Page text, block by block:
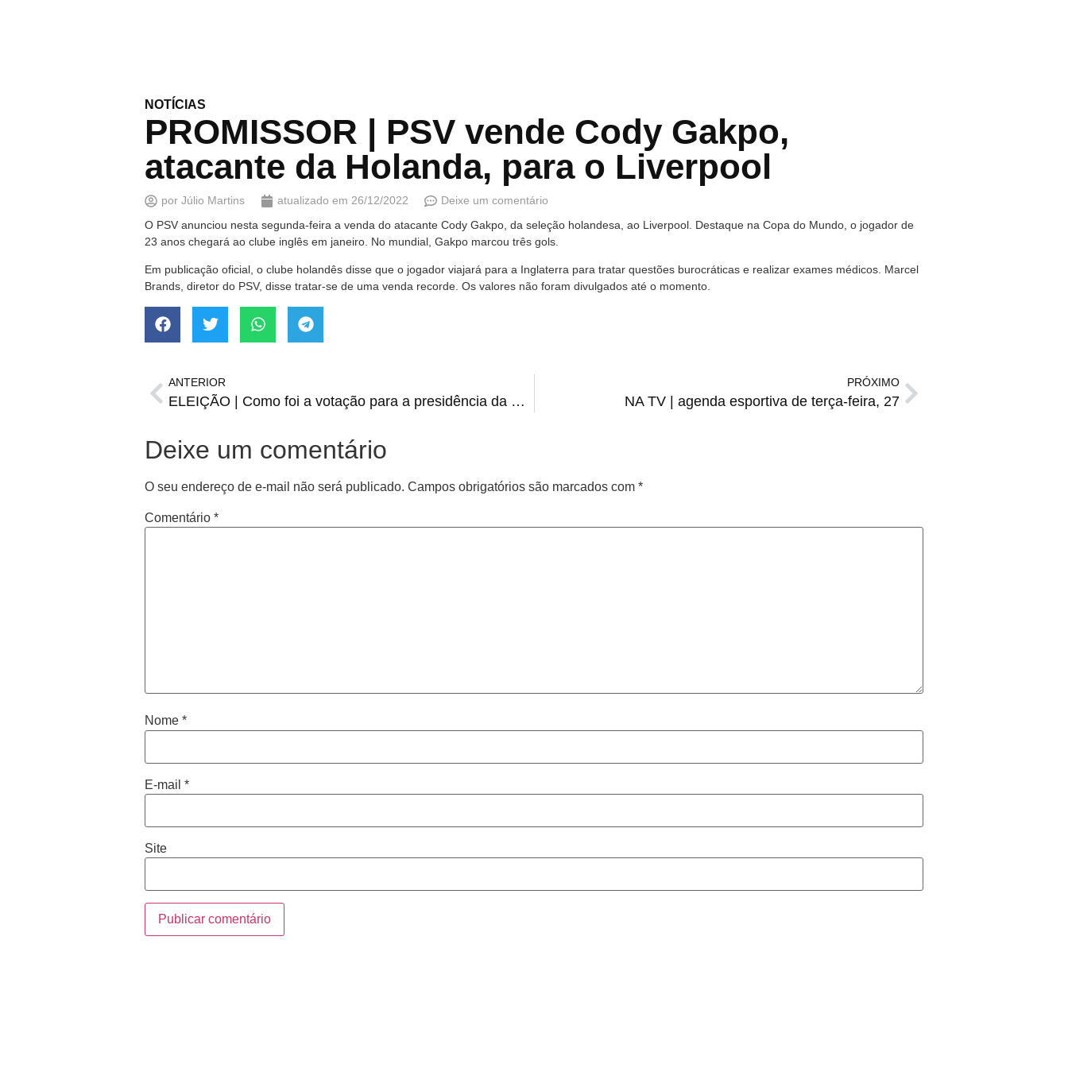
NOTÍCIAS
PROMISSOR | PSV vende Cody Gakpo,
atacante da Holanda, para o Liverpool
por Júlio Martins atualizado em 26/12/2022
Deixe um comentário
O PSV anunciou nesta segunda-feira a venda do atacante Cody Gakpo, da seleção holandesa, ao Liverpool. Destaque na Copa do Mundo, o jogador de
23 anos chegará ao clube inglês em janeiro. No mundial, Gakpo marcou três gols.
Em publicação oficial, o clube holandês disse que o jogador viajará para a Inglaterra para tratar questões burocráticas e realizar exames médicos. Marcel
Brands, diretor do PSV, disse tratar-se de uma venda recorde. Os valores não foram divulgados até o momento.
ANTERIOR
ELEIÇÃO | Como foi a votação para a presidência da Câmara
PRÓXIMO
NA TV | agenda esportiva de terça-feira, 27
Deixe um comentário
O seu endereço de e-mail não será publicado. Campos obrigatórios são marcados com *
Comentário *
Nome *
E-mail *
Site